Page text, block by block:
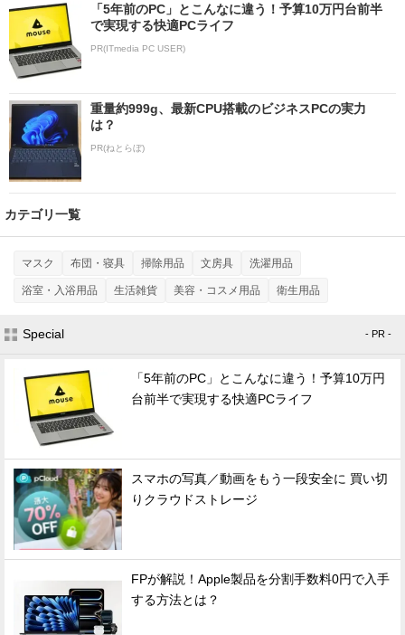
「5年前のPC」とこんなに違う！予算10万円台前半
で実現する快適PCライフ
PR(ITmedia PC USER)
重量約999g、最新CPU搭載のビジネスPCの実力
は？
PR(ねとらぼ)
カテゴリ一覧
マスク 布団・寝具 掃除用品 文房具 洗濯用品
浴室・入浴用品 生活雑貨 美容・コスメ用品 衛生用品
Special - PR -
「5年前のPC」とこんなに違う！予算10万円
台前半で実現する快適PCライフ
スマホの写真／動画をもう一段安全に 買い切
りクラウドストレージ
FPが解説！Apple製品を分割手数料0円で入手
する方法とは？